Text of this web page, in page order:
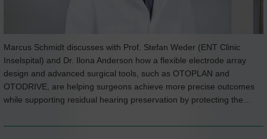
Marcus Schmidt discusses with Prof. Stefan Weder (ENT Clinic
Inselspital) and Dr. Ilona Anderson how a flexible electrode array
design and advanced surgical tools, such as OTOPLAN and
OTODRIVE, are helping surgeons achieve more precise outcomes
while supporting residual hearing preservation by protecting the…